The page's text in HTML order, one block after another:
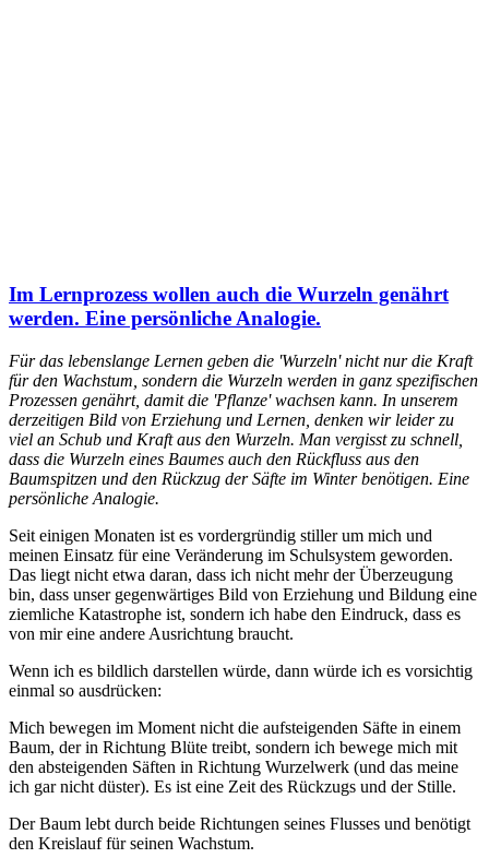
Im Lernprozess wollen auch die Wurzeln genährt
werden. Eine persönliche Analogie.
Für das lebenslange Lernen geben die 'Wurzeln' nicht nur die Kraft
für den Wachstum, sondern die Wurzeln werden in ganz spezifischen
Prozessen genährt, damit die 'Pflanze' wachsen kann. In unserem
derzeitigen Bild von Erziehung und Lernen, denken wir leider zu
viel an Schub und Kraft aus den Wurzeln. Man vergisst zu schnell,
dass die Wurzeln eines Baumes auch den Rückfluss aus den
Baumspitzen und den Rückzug der Säfte im Winter benötigen. Eine
persönliche Analogie.
Seit einigen Monaten ist es vordergründig stiller um mich und
meinen Einsatz für eine Veränderung im Schulsystem geworden.
Das liegt nicht etwa daran, dass ich nicht mehr der Überzeugung
bin, dass unser gegenwärtiges Bild von Erziehung und Bildung eine
ziemliche Katastrophe ist, sondern ich habe den Eindruck, dass es
von mir eine andere Ausrichtung braucht.
Wenn ich es bildlich darstellen würde, dann würde ich es vorsichtig
einmal so ausdrücken:
Mich bewegen im Moment nicht die aufsteigenden Säfte in einem
Baum, der in Richtung Blüte treibt, sondern ich bewege mich mit
den absteigenden Säften in Richtung Wurzelwerk (und das meine
ich gar nicht düster). Es ist eine Zeit des Rückzugs und der Stille.
Der Baum lebt durch beide Richtungen seines Flusses und benötigt
den Kreislauf für seinen Wachstum.